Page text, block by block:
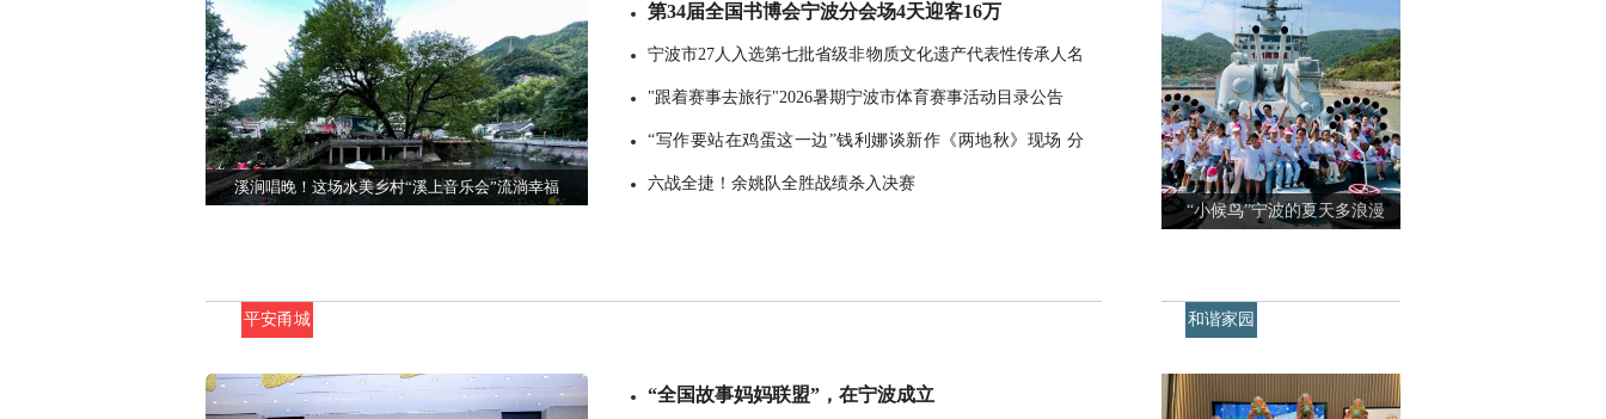
溪涧唱晚！这场水美乡村“溪上音乐会”流淌幸福
第34届全国书博会宁波分会场4天迎客16万
宁波市27人入选第七批省级非物质文化遗产代表性传承人名
单 "跟着赛事去旅行"2026暑期宁波市体育赛事活动目录公告
“写作要站在鸡蛋这一边”钱利娜谈新作《两地秋》现场 分
享七年创作路
六战全捷！余姚队全胜战绩杀入决赛
“小候鸟”宁波的夏天多浪漫
“全国故事妈妈联盟”，在宁波成立
平安甬城 和谐家园